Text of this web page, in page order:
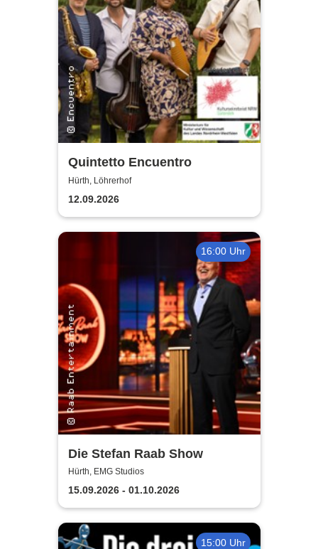
Quintetto Encuentro
Hürth, Löhrerhof
12.09.2026
16:00 Uhr
Die Stefan Raab Show
Hürth, EMG Studios
15.09.2026 - 01.10.2026
15:00 Uhr